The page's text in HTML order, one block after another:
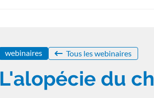
webinaires Tous les webinaires
L'alopécie du